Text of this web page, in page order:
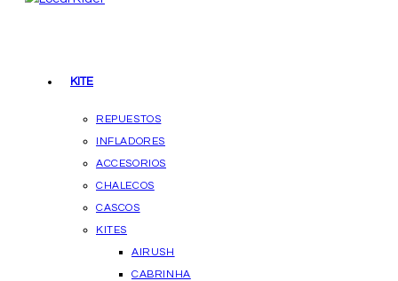
KITE
REPUESTOS
INFLADORES
ACCESORIOS
CHALECOS
CASCOS
KITES
AIRUSH
CABRINHA